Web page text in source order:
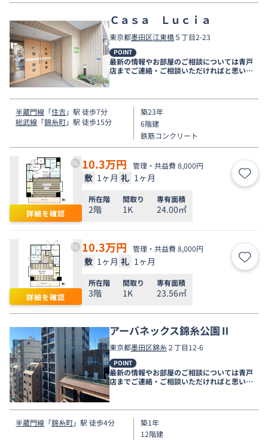
Ｃａｓａ Ｌｕｃｉａ
東京都墨田区江東橋５丁目2-23
POINT
最新の情報やお部屋のご相談については青戸
店までご連絡・ご相談いただければと思いま
す。
半蔵門線 「住吉 」駅 徒歩7分
総武線 「錦糸町」駅 徒歩15分
築23年
6階建
鉄筋コンクリート
詳細を確認
10.3万円 管理・共益費 8,000円
敷 1ヶ月 礼 1ヶ月 お気
所在階
2階
間取り
1K
専有面積
24.00㎡
詳細を確認
10.3万円 管理・共益費 8,000円
敷 1ヶ月 礼 1ヶ月 お気
所在階
3階
間取り
1K
専有面積
23.56㎡
アーバネックス錦糸公園Ⅱ
東京都墨田区錦糸２丁目12-6
POINT
最新の情報やお部屋のご相談については青戸
店までご連絡・ご相談いただければと思いま
す。
半蔵門線 「錦糸町」駅 徒歩4分
築1年
12階建